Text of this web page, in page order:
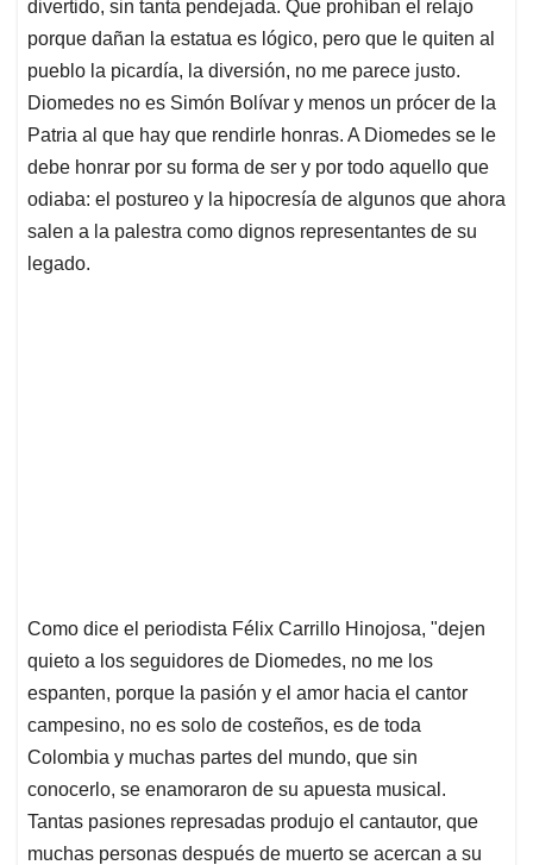
A
p
p
o
o
k
d
I
n
d
s
divertido, sin tanta pendejada. Que prohíban el relajo
porque dañan la estatua es lógico, pero que le quiten al
pueblo la picardía, la diversión, no me parece justo.
Diomedes no es Simón Bolívar y menos un prócer de la
Patria al que hay que rendirle honras. A Diomedes se le
debe honrar por su forma de ser y por todo aquello que
odiaba: el postureo y la hipocresía de algunos que ahora
salen a la palestra como dignos representantes de su
legado.
Como dice el periodista Félix Carrillo Hinojosa, "dejen
quieto a los seguidores de Diomedes, no me los
espanten, porque la pasión y el amor hacia el cantor
campesino, no es solo de costeños, es de toda
Colombia y muchas partes del mundo, que sin
conocerlo, se enamoraron de su apuesta musical.
Tantas pasiones represadas produjo el cantautor, que
muchas personas después de muerto se acercan a su